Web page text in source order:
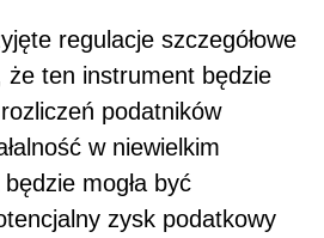
regulacje szczegółowe
że ten instrument będzie
podatników
w niewielkim
mogła być
zysk podatkowy